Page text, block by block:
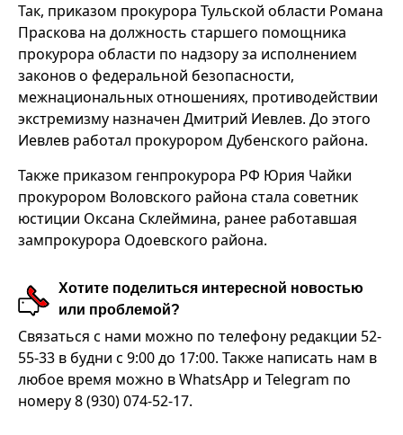
Так, приказом прокурора Тульской области Романа
Праскова на должность старшего помощника
прокурора области по надзору за исполнением
законов о федеральной безопасности,
межнациональных отношениях, противодействии
экстремизму назначен Дмитрий Иевлев. До этого
Иевлев работал прокурором Дубенского района.
Также приказом генпрокурора РФ Юрия Чайки
прокурором Воловского района стала советник
юстиции Оксана Склеймина, ранее работавшая
зампрокурора Одоевского района.
Хотите поделиться интересной новостью
или проблемой?
Связаться с нами можно по телефону редакции 52-
55-33 в будни с 9:00 до 17:00. Также написать нам в
любое время можно в WhatsApp и Telegram по
номеру 8 (930) 074-52-17.